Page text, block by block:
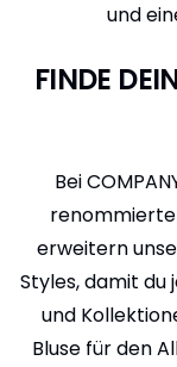
und
FINDE
Bei
erweitern
Styles, damit du
und
Bluse für den